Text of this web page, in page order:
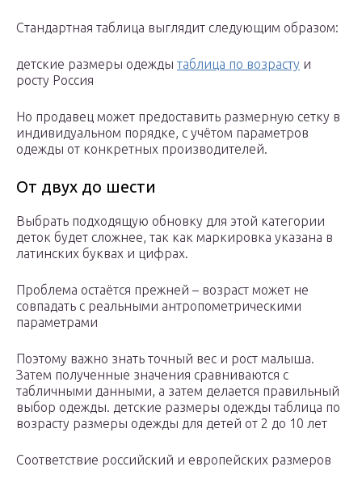
Стандартная таблица выглядит следующим образом:
детские размеры одежды таблица по возрасту и
росту Россия
Но продавец может предоставить размерную сетку в
индивидуальном порядке, с учётом параметров
одежды от конкретных производителей.
От двух до шести
Выбрать подходящую обновку для этой категории
деток будет сложнее, так как маркировка указана в
латинских буквах и цифрах.
Проблема остаётся прежней – возраст может не
совпадать с реальными антропометрическими
параметрами
Поэтому важно знать точный вес и рост малыша.
Затем полученные значения сравниваются с
табличными данными, а затем делается правильный
выбор одежды. детские размеры одежды таблица по
возрасту размеры одежды для детей от 2 до 10 лет
Соответствие российский и европейских размеров